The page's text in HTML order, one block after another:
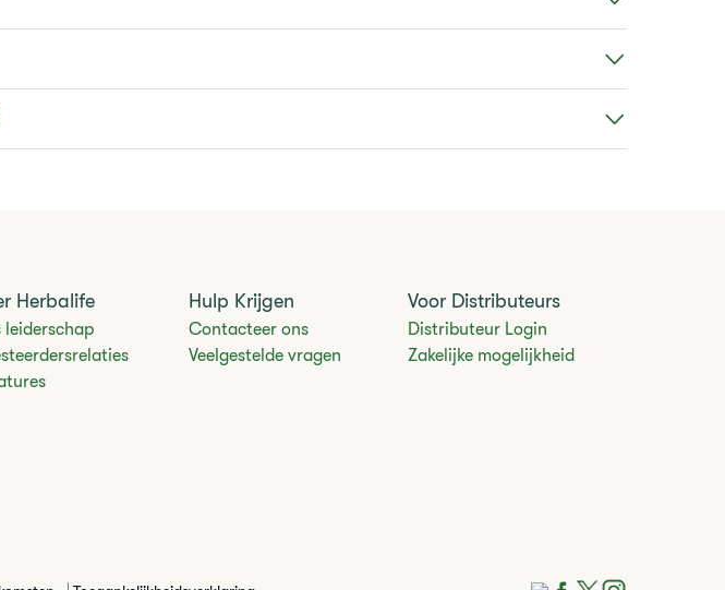
Herbalife
leiderschap
Hulp Krijgen
Contacteer ons
Veelgestelde vragen
Voor Distributeurs
Distributeur Login
Zakelijke mogelijkheid